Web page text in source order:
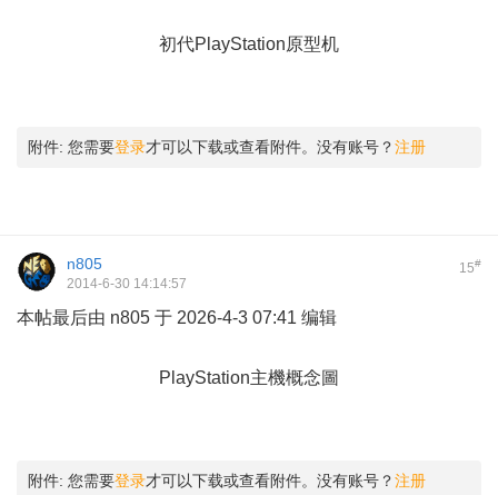
初代PlayStation原型机
附件: 您需要登录才可以下载或查看附件。没有账号？注册
15#
n805
2014-6-30 14:14:57
本帖最后由 n805 于 2026-4-3 07:41 编辑
PlayStation主機概念圖
附件: 您需要登录才可以下载或查看附件。没有账号？注册